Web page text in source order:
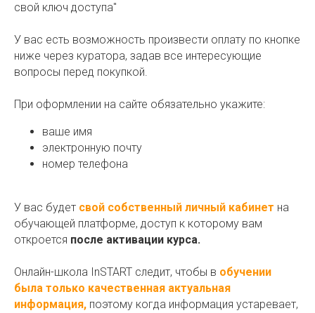
свой ключ доступа"
У вас есть возможность произвести оплату по кнопке
ниже через куратора, задав все интересующие
вопросы перед покупкой.
При оформлении на сайте обязательно укажите:
ваше имя
электронную почту
номер телефона
У вас будет свой собственный личный кабинет на
обучающей платформе, доступ к которому вам
откроется после активации курса.
Онлайн-школа InSTART следит, чтобы в обучении
была только качественная актуальная
информация, поэтому когда информация устаревает,